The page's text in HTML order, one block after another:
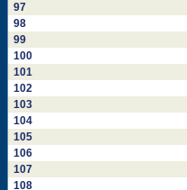
97
98
99
100
101
102
103
104
105
106
107
108